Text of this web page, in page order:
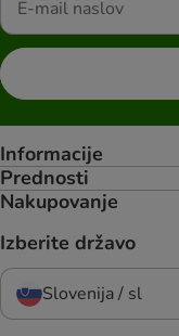
Informacije
Prednosti
Nakupovanje
Izberite državo
Slovenija / sl